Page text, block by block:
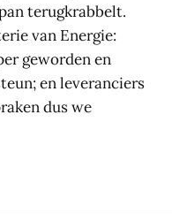
terugkrabbelt.
van Energie:
geworden en
en leveranciers
dus we